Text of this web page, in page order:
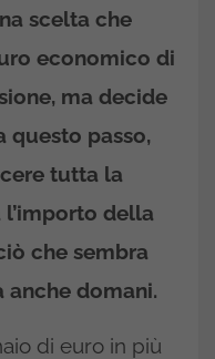
scelta che
economico di
ma decide
questo passo,
tutta la
della
che sembra
anche domani.
di euro in più